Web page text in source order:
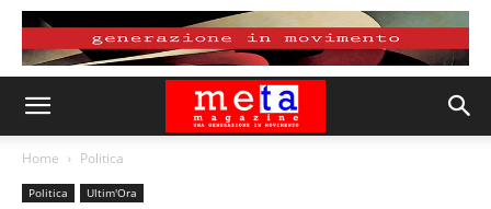
Home Politica
Politica Ultim'Ora